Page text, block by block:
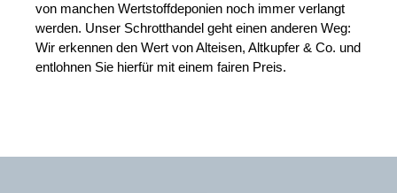
von manchen Wertstoffdeponien noch immer verlangt
werden. Unser Schrotthandel geht einen anderen Weg:
Wir erkennen den Wert von Alteisen, Altkupfer & Co. und
entlohnen Sie hierfür mit einem fairen Preis.